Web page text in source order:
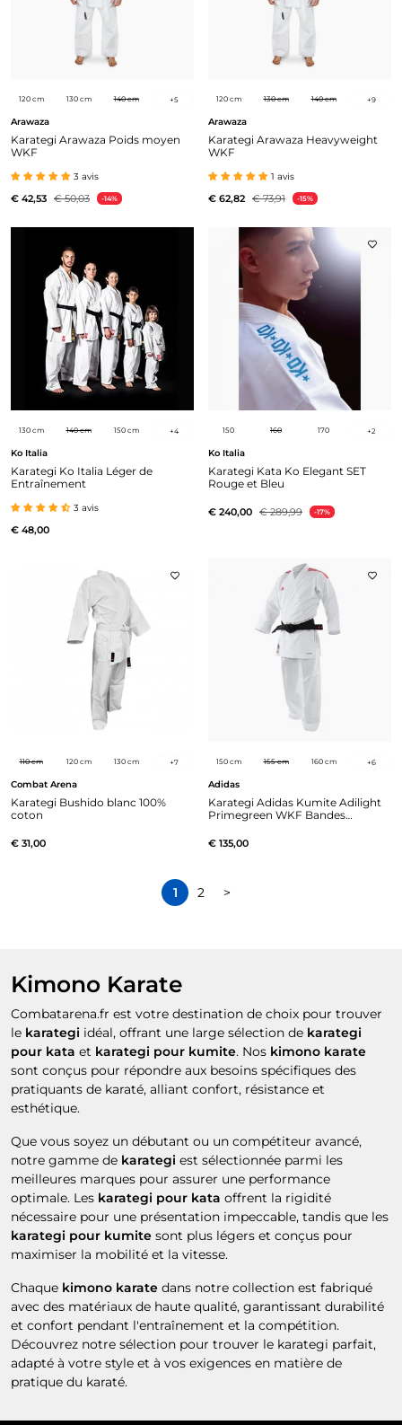
120 cm 130 cm 140 cm +5
Arawaza
Karategi Arawaza Poids moyen
WKF
3 avis
€ 42,53 € 50,03 -14%
120 cm 130 cm 140 cm +9
Arawaza
Karategi Arawaza Heavyweight
WKF
1 avis
€ 62,82 € 73,91 -15%
130 cm 140 cm 150 cm +4
Ko Italia
Karategi Ko Italia Léger de
Entraînement
3 avis
€ 48,00
150 160 170 +2
Ko Italia
Karategi Kata Ko Elegant SET
Rouge et Bleu
€ 240,00 € 289,99 -17%
110 cm 120 cm 130 cm +7
Combat Arena
Karategi Bushido blanc 100%
coton
€ 31,00
150 cm 155 cm 160 cm +6
Adidas
Karategi Adidas Kumite Adilight
Primegreen WKF Bandes
€ 135,00
1 2 >
Kimono Karate
Combatarena.fr est votre destination de choix pour trouver
le karategi idéal, offrant une large sélection de karategi
pour kata et karategi pour kumite. Nos kimono karate
sont conçus pour répondre aux besoins spécifiques des
pratiquants de karaté, alliant confort, résistance et
esthétique.
Que vous soyez un débutant ou un compétiteur avancé,
notre gamme de karategi est sélectionnée parmi les
meilleures marques pour assurer une performance
optimale. Les karategi pour kata offrent la rigidité
nécessaire pour une présentation impeccable, tandis que les
karategi pour kumite sont plus légers et conçus pour
maximiser la mobilité et la vitesse.
Chaque kimono karate dans notre collection est fabriqué
avec des matériaux de haute qualité, garantissant durabilité
et confort pendant l'entraînement et la compétition.
Découvrez notre sélection pour trouver le karategi parfait,
adapté à votre style et à vos exigences en matière de
pratique du karaté.